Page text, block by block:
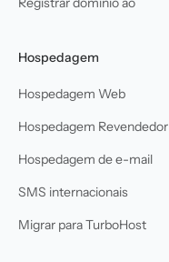
Hospedagem
Hospedagem Web
Hospedagem Revendedor
Hospedagem de e-mail
SMS internacionais
Migrar para TurboHost